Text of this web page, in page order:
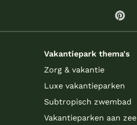
Vakantiepark thema's
Zorg & vakantie
Luxe vakantieparken
Subtropisch zwembad
Vakantieparken aan zee